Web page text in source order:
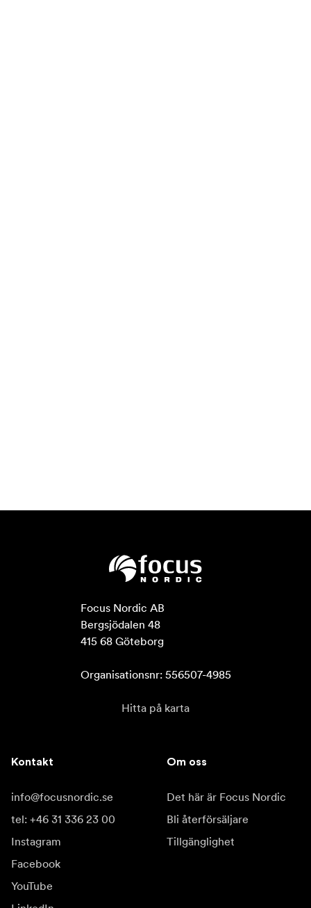
Focus Nordic AB
Bergsjödalen 48
415 68 Göteborg
Organisationsnr: 556507-4985
Hitta på karta
Kontakt
info@focusnordic.se
tel: +46 31 336 23 00
Instagram
Facebook
YouTube
Om oss
Det här är Focus Nordic
Bli återförsäljare
Tillgänglighet